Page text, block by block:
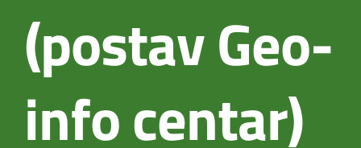
(postav Geo-
info centar)